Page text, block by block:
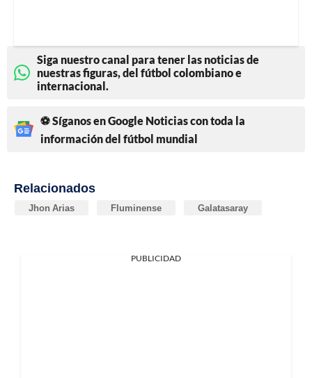
Siga nuestro canal para tener las noticias de
nuestras figuras, del fútbol colombiano e
internacional.
⚽ Síganos en Google Noticias con toda la
información del fútbol mundial
Relacionados
Jhon Arias Fluminense Galatasaray
PUBLICIDAD